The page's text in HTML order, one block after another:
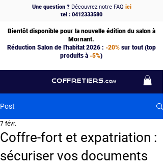
COFFRETIERS .COM
Une question ?Découvrez notre FAQ ici
tel : 0412333580
Bientôt disponible pour la nouvelle édition du salon à
Mornant.
Réduction Salon de l'habitat 2026 : -20%sur tout (top
produits à -5%)
Post
Coffre-fort et expatriation :
sécuriser vos documents
7 févr.